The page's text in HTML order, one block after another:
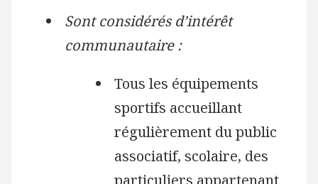
Sont considérés d’intérêt
communautaire :
Tous les équipements
sportifs accueillant
régulièrement du public
associatif, scolaire, des
particuliers appartenant